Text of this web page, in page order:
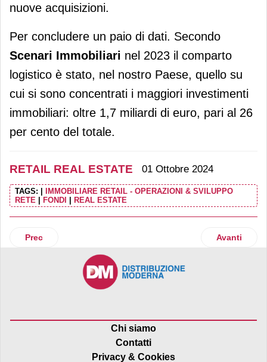
nuove acquisizioni.
Per concludere un paio di dati. Secondo
Scenari Immobiliari nel 2023 il comparto
logistico è stato, nel nostro Paese, quello su
cui si sono concentrati i maggiori investimenti
immobiliari: oltre 1,7 miliardi di euro, pari al 26
per cento del totale.
RETAIL REAL ESTATE 01 Ottobre 2024
TAGS: | IMMOBILIARE RETAIL - OPERAZIONI & SVILUPPO
RETE | FONDI | REAL ESTATE
Articolo precedente: Franciacorta Village: sì alle nuove
Prec Articolo
Avanti
Chi siamo
Contatti
Privacy & Cookies